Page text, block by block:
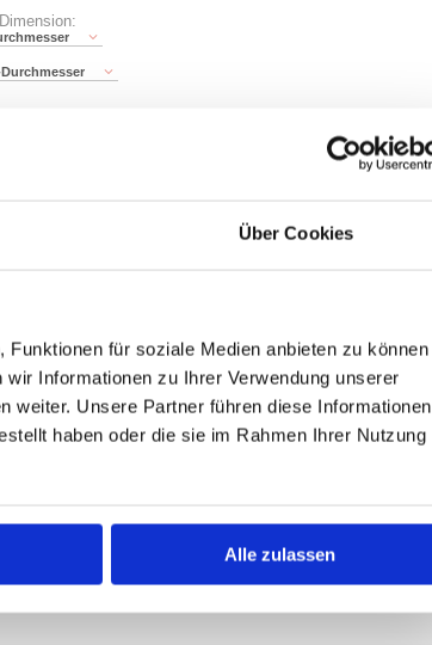
Über Cookies
für soziale Medien anbieten zu können
Informationen zu Ihrer Verwendung unserer
weiter. Unsere Partner führen diese Informationen
haben oder die sie im Rahmen Ihrer Nutzung
Alle zulassen